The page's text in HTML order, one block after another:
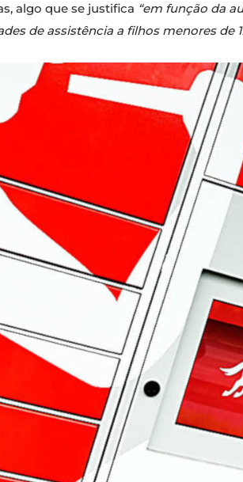
algo que se justifica “em função da
de assistência a filhos menores de